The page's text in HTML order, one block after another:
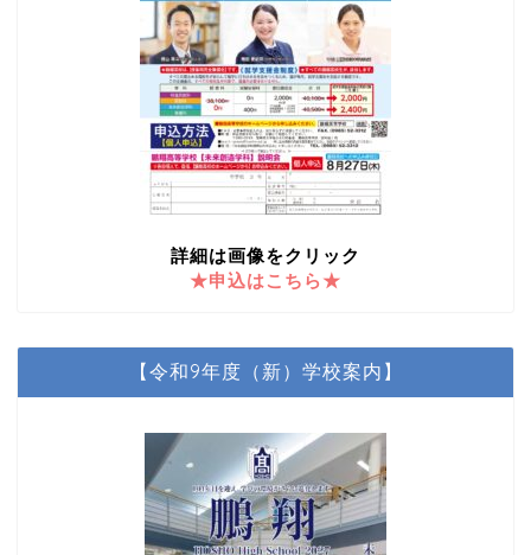
詳細は画像をクリック
★申込はこちら★
【令和9年度（新）学校案内】